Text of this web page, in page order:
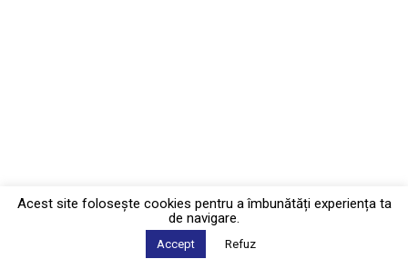
Acest site foloseşte cookies pentru a îmbunătăți experiența ta
de navigare.
Accept Refuz